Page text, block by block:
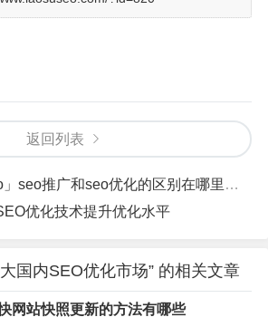
返回列表
seo推广和seo优化的区别在哪里？xoooooo
优化技术提升优化水平
国内SEO优化市场” 的相关文章
网站快照更新的方法有哪些